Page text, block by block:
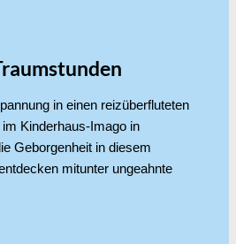
in einen reizüberfluteten
Kinderhaus-Imago in
Geborgenheit in diesem
mitunter ungeahnte